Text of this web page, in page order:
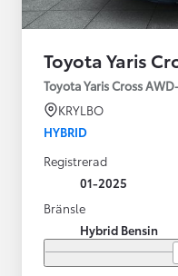
Toyota Yaris
Toyota Yaris Cross
KRYLBO
HYBRID
Registrerad
01-2025
Bränsle
Hybrid Bensin